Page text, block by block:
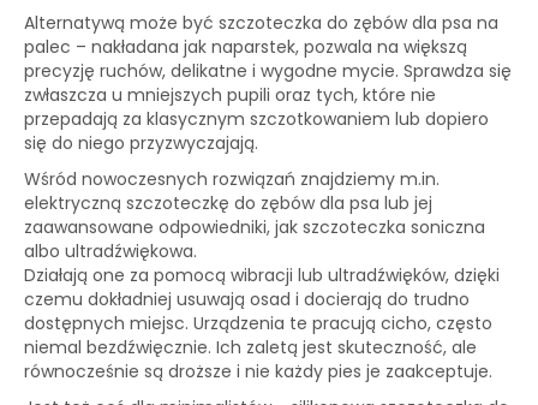
Alternatywą może być szczoteczka do zębów dla psa na
palec – nakładana jak naparstek, pozwala na większą
precyzję ruchów, delikatne i wygodne mycie. Sprawdza się
zwłaszcza u mniejszych pupili oraz tych, które nie
przepadają za klasycznym szczotkowaniem lub dopiero
się do niego przyzwyczajają.
Wśród nowoczesnych rozwiązań znajdziemy m.in.
elektryczną szczoteczkę do zębów dla psa lub jej
zaawansowane odpowiedniki, jak szczoteczka soniczna
albo ultradźwiękowa.
Działają one za pomocą wibracji lub ultradźwięków, dzięki
czemu dokładniej usuwają osad i docierają do trudno
dostępnych miejsc. Urządzenia te pracują cicho, często
niemal bezdźwięcznie. Ich zaletą jest skuteczność, ale
równocześnie są droższe i nie każdy pies je zaakceptuje.